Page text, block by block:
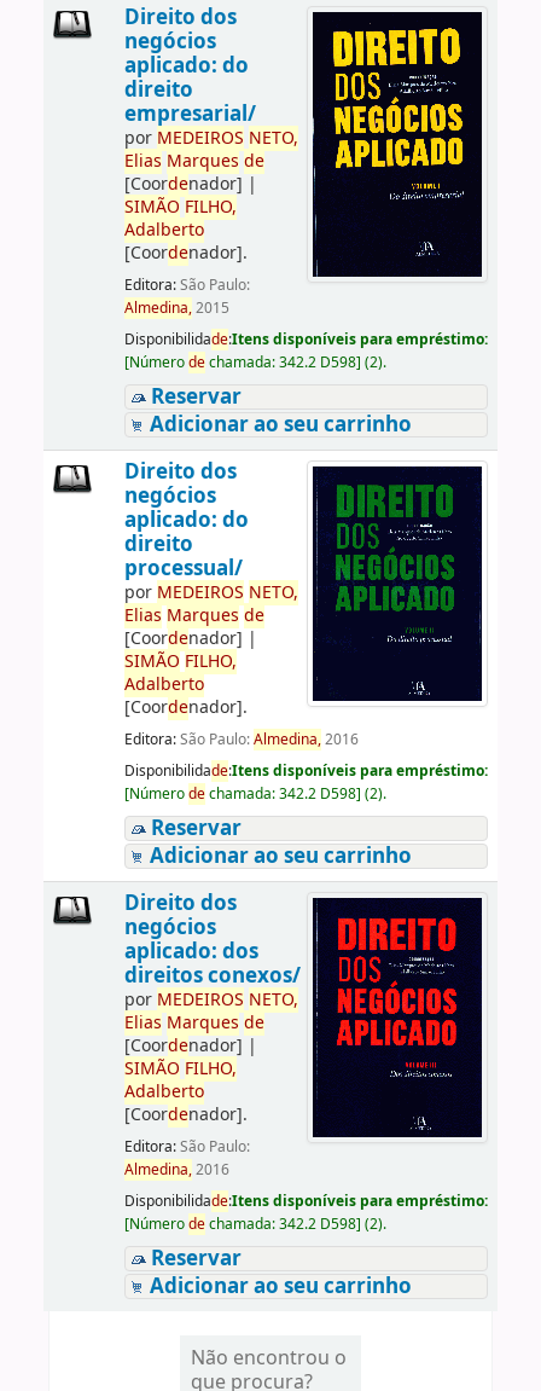
Direito dos
negócios
aplicado: do
direito
empresarial/
por MEDEIROS NETO,
Elias Marques de
[Coordenador] |
SIMÃO FILHO,
Adalberto
[Coordenador].
Editora:São Paulo:
Almedina,2015
Disponibilidade:Itens disponíveis para empréstimo:
[Númerodechamada:342.2 D598] (2).
Reservar
Adicionar ao seu carrinho
Direito dos
negócios
aplicado: do
direito
processual/
por MEDEIROS NETO,
Elias Marques de
[Coordenador] |
SIMÃO FILHO,
Adalberto
[Coordenador].
Editora:São Paulo:Almedina,2016
Disponibilidade:Itens disponíveis para empréstimo:
[Númerodechamada:342.2 D598] (2).
Reservar
Adicionar ao seu carrinho
Direito dos
negócios
aplicado: dos
direitos conexos/
por MEDEIROS NETO,
Elias Marques de
[Coordenador] |
SIMÃO FILHO,
Adalberto
[Coordenador].
Editora:São Paulo:
Almedina,2016
Disponibilidade:Itens disponíveis para empréstimo:
[Númerodechamada:342.2 D598] (2).
Reservar
Adicionar ao seu carrinho
Não encontrou o
que procura?